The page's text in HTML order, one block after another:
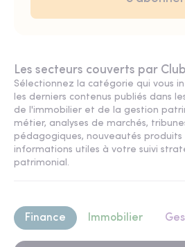
Les secteurs couverts par
Sélectionnez la catégorie qui vous
les derniers contenus publiés dans
de l'immobilier et de la gestion
métier, analyses de marchés,
pédagogiques, nouveautés produits
informations utiles à votre suivi
patrimonial.
Finance Immobilier